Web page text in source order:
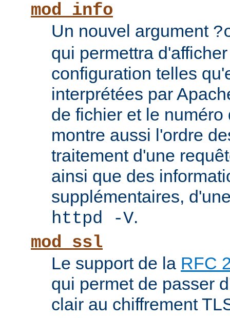
mod_info
Un nouvel argument
qui permettra
configuration telles
interprétées par
de fichier et le
montre aussi l'ordre
traitement d'une
ainsi que des
supplémentaires,
httpd -V.
mod_ssl
Le support de la RFC
qui permet de passer
clair au chiffrement